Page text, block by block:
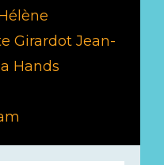
Girardot Jean-
Hands